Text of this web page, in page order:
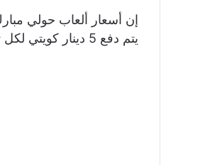
يتم دفع 5 دينار كويتي لكل ثمانية ألعاب.